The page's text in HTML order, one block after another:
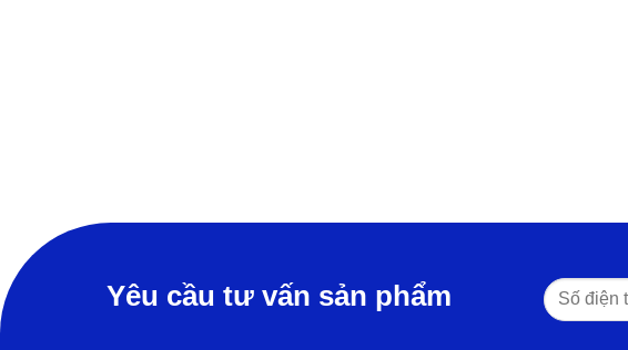
Yêu cầu tư vấn sản phẩm